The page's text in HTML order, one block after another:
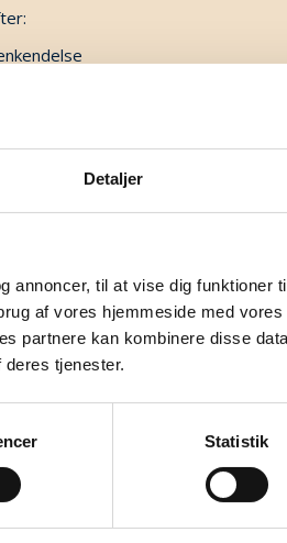
Detaljer
annoncer, til at vise dig funktioner
af vores hjemmeside med
partnere kan kombinere disse
tjenester.
Statistik
kulturelle lydoplevelser for
chipudvikling og
og hurtigere “høreprøver”.
til det enkelte øre.
projekter og initiativer.